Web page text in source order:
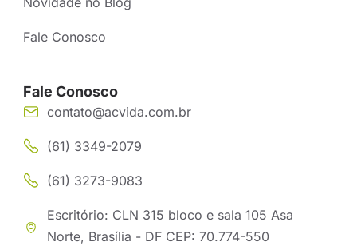
Fale Conosco
Fale Conosco
contato@acvida.com.br
(61) 3349-2079
(61) 3273-9083
Escritório: CLN 315 bloco e sala 105 Asa
Norte, Brasília - DF CEP: 70.774-550